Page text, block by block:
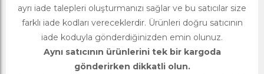
ayrı iade talepleri oluşturmanızı sağlar ve bu satıcılar size
farklı iade kodları vereceklerdir. Ürünleri doğru satıcının
iade koduyla gönderdiğinizden emin olunuz.
Aynı satıcının ürünlerini tek bir kargoda
gönderirken dikkatli olun.